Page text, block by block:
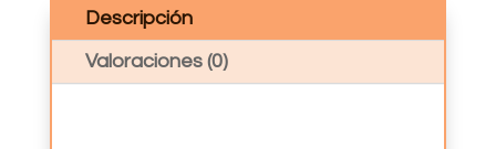
Descripción
Valoraciones (0)